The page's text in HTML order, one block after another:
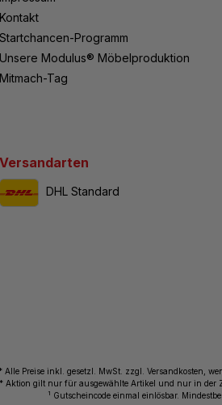
Kontakt
Startchancen-Programm
Unsere Modulus® Möbelproduktion
Mitmach-Tag
Versandarten
DHL Standard
Alle Preise inkl. gesetzl. MwSt. zzgl. Versandkosten,
Aktion gilt nur für ausgewählte Artikel und nur in der
1 Gutscheincode einmal einlösbar.